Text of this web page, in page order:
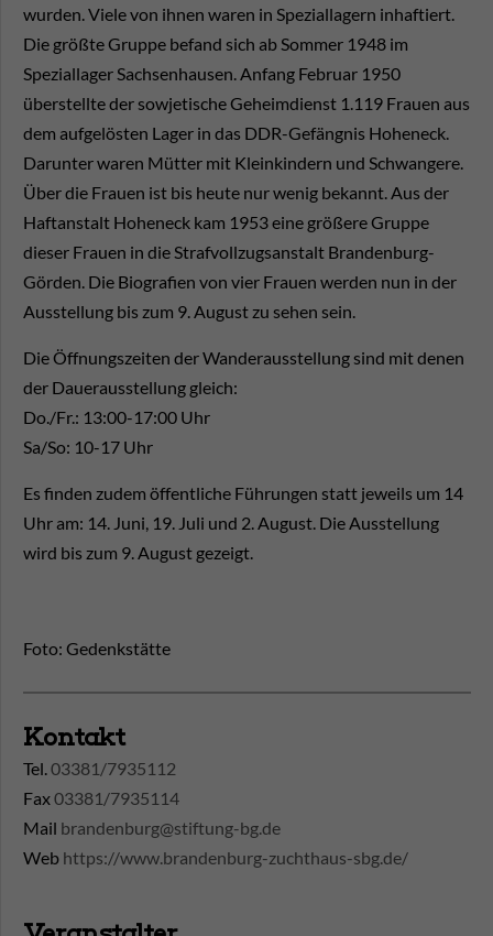
wurden. Viele von ihnen waren in Speziallagern inhaftiert.
Die größte Gruppe befand sich ab Sommer 1948 im
Speziallager Sachsenhausen. Anfang Februar 1950
überstellte der sowjetische Geheimdienst 1.119 Frauen aus
dem aufgelösten Lager in das DDR-Gefängnis Hoheneck.
Darunter waren Mütter mit Kleinkindern und Schwangere.
Über die Frauen ist bis heute nur wenig bekannt. Aus der
Haftanstalt Hoheneck kam 1953 eine größere Gruppe
dieser Frauen in die Strafvollzugsanstalt Brandenburg-
Görden. Die Biografien von vier Frauen werden nun in der
Ausstellung bis zum 9. August zu sehen sein.
Die Öffnungszeiten der Wanderausstellung sind mit denen
der Dauerausstellung gleich:
Do./Fr.: 13:00-17:00 Uhr
Sa/So: 10-17 Uhr
Es finden zudem öffentliche Führungen statt jeweils um 14
Uhr am: 14. Juni, 19. Juli und 2. August. Die Ausstellung
wird bis zum 9. August gezeigt.
Foto: Gedenkstätte
Kontakt
Tel.03381/7935112
Fax03381/7935114
Mail brandenburg@stiftung-bg.de
Web https://www.brandenburg-zuchthaus-sbg.de/